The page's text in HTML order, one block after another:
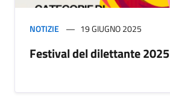
NOTIZIE 19 GIUGNO 2025
Festival del dilettante 2025